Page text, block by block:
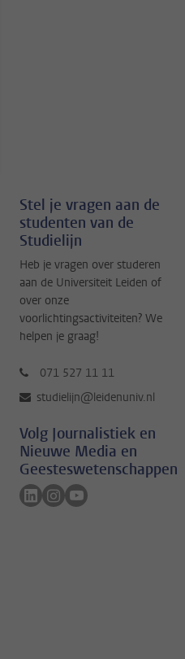
Stel je vragen aan de
studenten van de
Studielijn
Heb je vragen over studeren
aan de Universiteit Leiden of
over onze
voorlichtingsactiviteiten? We
helpen je graag!
071 527 11 11
studielijn@leidenuniv.nl
Volg Journalistiek en
Nieuwe Media en
Geesteswetenschappen
Volg ons op linkedin
Volg ons op instagram
Volg ons op